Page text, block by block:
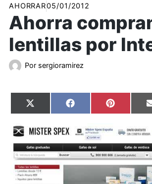
AHORRAR05/01/2012
Ahorra
lentillas por
Por sergioramirez
Compartir
en
X
(Twitter)
Compartir
en
Facebook Compartir
en
Pinterest